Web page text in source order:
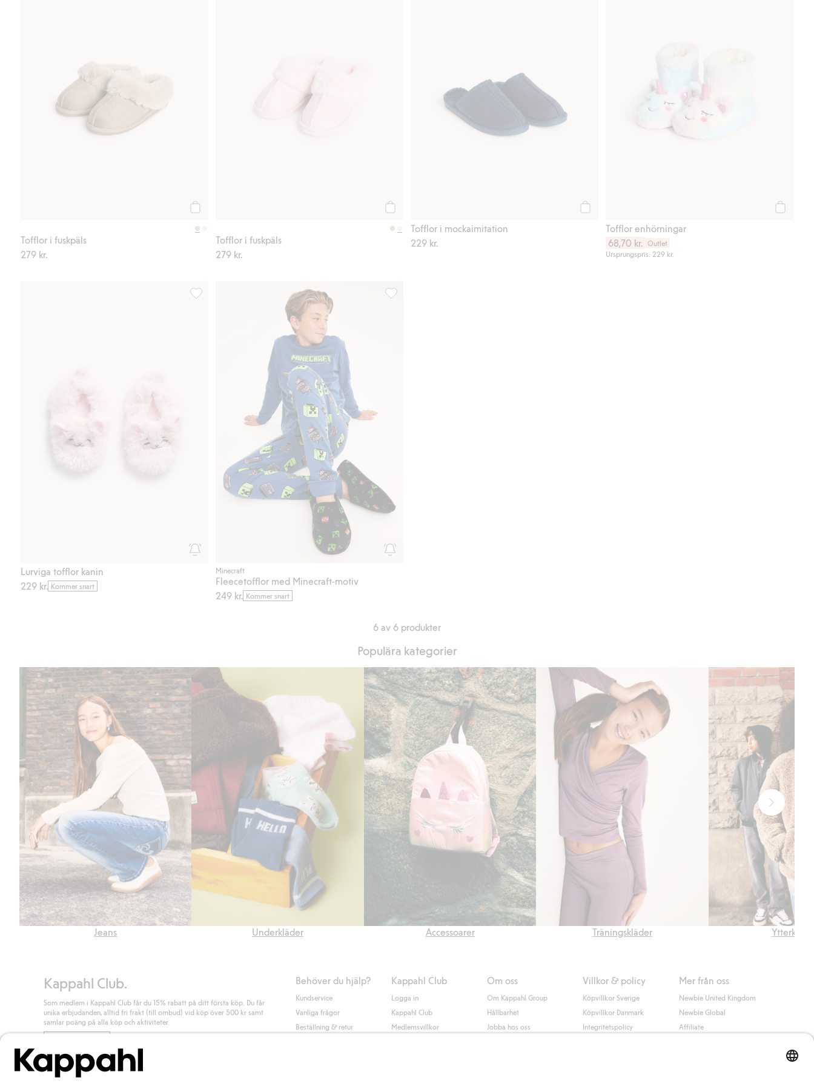
Tofflor i fuskpäls
279 kr.
Tofflor i fuskpäls
279 kr.
Tofflor i mockaimitation
229 kr.
Tofflor enhörningar
68,70 kr. Outlet
Ursprungspris: 229 kr.
Lurviga tofflor kanin
229 kr. Kommer snart
Lurviga tofflor kanin, Lägg till i favoriter
Minecraft
Fleecetofflor med Minecraft-motiv
249 kr. Kommer snart
6 av 6 produkter
Populära kategorier
Jeans Underkläder Accessoarer Träningskläder
Kappahl Club.
Som medlem i Kappahl Club får du 15% rabatt på ditt första köp. Du får
unika erbjudanden, alltid fri frakt (till ombud) vid köp över 500 kr samt
samlar poäng på alla köp och aktiviteter.
Behöver du hjälp?
Kundservice
Vanliga frågor
Beställning & retur
Kappahl Club
Logga in
Kappahl Club
Medlemsvillkor
Om oss
Om Kappahl Group
Hållbarhet
Jobba hos oss
Villkor & policy
Köpvillkor Sverige
Köpvillkor Danmark
Integritetspolicy
Mer från oss
Newbie United Kingdom
Newbie Global
Affiliate